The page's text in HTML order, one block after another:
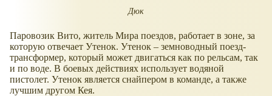
Дюк
Паровозик Вито, житель Мира поездов, работает в зоне, за
которую отвечает Утенок. Утенок – земноводный поезд-
трансформер, который может двигаться как по рельсам, так
и по воде. В боевых действиях использует водяной
пистолет. Утенок является снайпером в команде, а также
лучшим другом Кея.